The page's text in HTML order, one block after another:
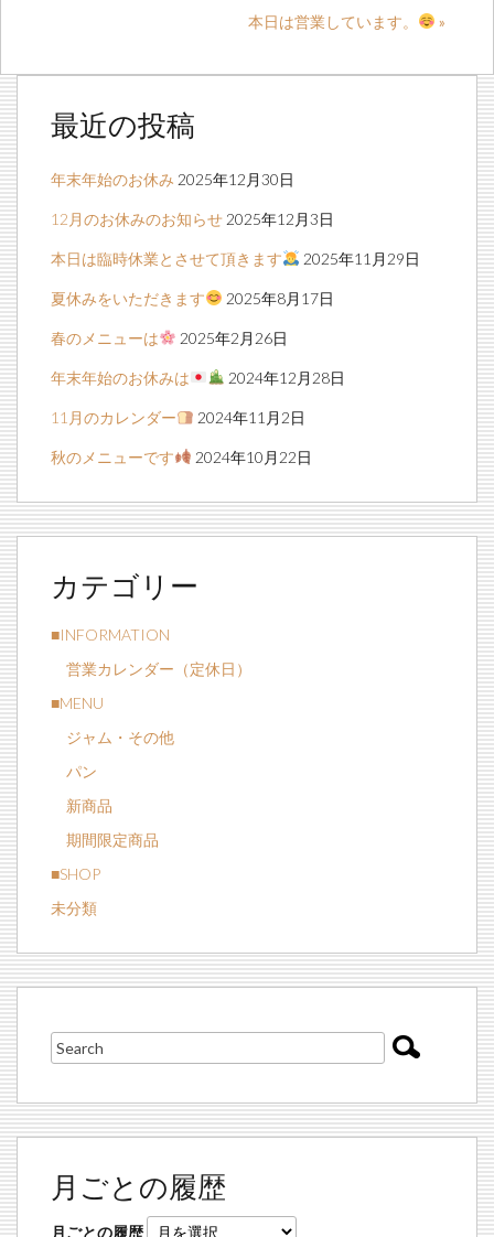
本日は営業しています。
»
最近の投稿
年末年始のお休み 2025年12月30日
12月のお休みのお知らせ 2025年12月3日
本日は臨時休業とさせて頂きます 2025年11月29日
夏休みをいただきます 2025年8月17日
春のメニューは 2025年2月26日
年末年始のお休みは 2024年12月28日
11月のカレンダー 2024年11月2日
秋のメニューです 2024年10月22日
カテゴリー
■INFORMATION
営業カレンダー（定休日）
■MENU
ジャム・その他
パン
新商品
期間限定商品
■SHOP
未分類
月ごとの履歴
月ごとの履歴